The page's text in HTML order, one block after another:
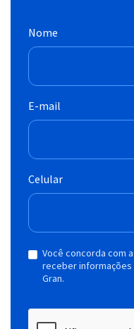
Nome
E-mail
Celular
Você concorda com
receber
Gran.